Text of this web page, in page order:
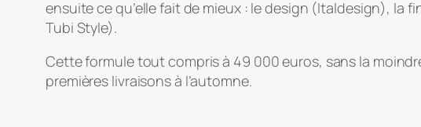
ensuite ce qu’elle fait de mieux : le design (Italdesign), la
Tubi Style).
Cette formule tout compris à 49 000 euros, sans la
premières livraisons à l’automne.